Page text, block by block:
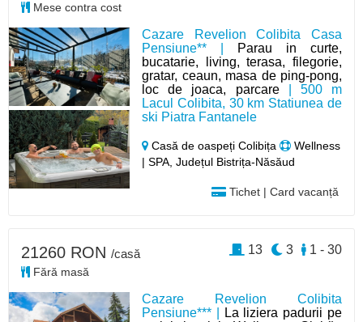
Cazare Revelion Colibita Casa
Pensiune** |
Parau in curte,
bucatarie, living, terasa, filegorie,
gratar, ceaun, masa de ping-pong,
loc de joaca, parcare| 500 m
Lacul Colibita, 30 km Statiunea de
ski Piatra Fantanele
Casă de oaspeți Colibița
Wellness
| SPA, Județul Bistrița-Năsăud
Tichet | Card vacanță
Mese contra cost
Cazare Revelion Colibita
Pensiune*** |
La liziera padurii pe
21260 RON /casă
Fără masă
1 - 30
3
13